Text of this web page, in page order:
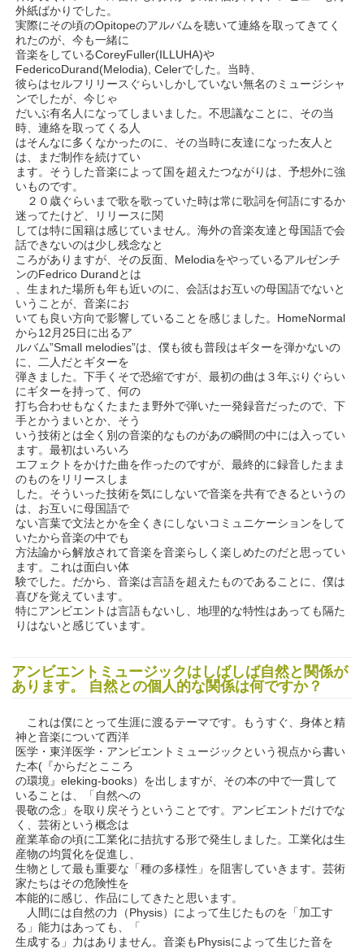
外紙ばかりでした。
実際にその頃のOpitopeのアルバムを聴いて連絡を取ってきてく
れたのが、今も一緒に
音楽をしているCoreyFuller(ILLUHA)や
FedericoDurand(Melodia), Celerでした。当時、
彼らはセルフリリースぐらいしかしていない無名のミュージシャ
ンでしたが、今じゃ
だいぶ有名人になってしまいました。不思議なことに、その当
時、連絡を取ってくる人
はそんなに多くなかったのに、その当時に友達になった友人と
は、まだ制作を続けてい
ます。そうした音楽によって国を超えたつながりは、予想外に強
いものです。
２０歳ぐらいまで歌を歌っていた時は常に歌詞を何語にするか
迷ってたけど、リリースに関
しては特に国籍は感じていません。海外の音楽友達と母国語で会
話できないのは少し残念なと
ころがありますが、その反面、Melodiaをやっているアルゼンチ
ンのFedrico Durandとは
、生まれた場所も年も近いのに、会話はお互いの母国語でないと
いうことが、音楽にお
いても良い方向で影響していることを感じました。HomeNormal
から12月25日に出るア
ルバム”Small melodies”は、僕も彼も普段はギターを弾かないの
に、二人だとギターを
弾きました。下手くそで恐縮ですが、最初の曲は３年ぶりぐらい
にギターを持って、何の
打ち合わせもなくたまたま野外で弾いた一発録音だったので、下
手とかうまいとか、そう
いう技術とは全く別の音楽的なものがあの瞬間の中には入ってい
ます。最初はいろいろ
エフェクトをかけた曲を作ったのですが、最終的に録音したまま
のものをリリースしま
した。そういった技術を気にしないで音楽を共有できるというの
は、お互いに母国語で
ない言葉で文法とかを全くきにしないコミュニケーションをして
いたから音楽の中でも
方法論から解放されて音楽を音楽らしく楽しめたのだと思ってい
ます。これは面白い体
験でした。だから、音楽は言語を超えたものであることに、僕は
喜びを覚えています。
特にアンビエントは言語もないし、地理的な特性はあっても隔た
りはないと感じています。
アンビエントミュージックはしばしば自然と関係が
あります。 自然との個人的な関係は何ですか？
これは僕にとって生涯に渡るテーマです。もうすぐ、身体と精
神と音楽について西洋
医学・東洋医学・アンビエントミュージックという視点から書い
た本(『からだとこころ
の環境』eleking-books）を出しますが、その本の中で一貫して
いることは、「自然への
畏敬の念」を取り戻そうということです。アンビエントだけでな
く、芸術という概念は
産業革命の頃に工業化に拮抗する形で発生しました。工業化は生
産物の均質化を促進し、
生物として最も重要な「種の多様性」を阻害していきます。芸術
家たちはその危険性を
本能的に感じ、作品にしてきたと思います。
人間には自然の力（Physis）によって生じたものを「加工す
る」能力はあっても、「
生成する」力はありません。音楽もPhysisによって生じた音を